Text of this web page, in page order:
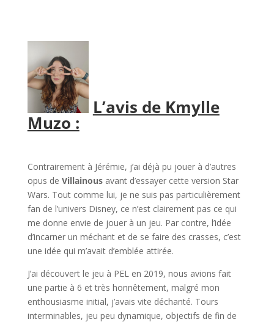
L’avis de Kmylle
Muzo :
Contrairement à Jérémie, j’ai déjà pu jouer à d’autres
opus de Villainous avant d’essayer cette version Star
Wars. Tout comme lui, je ne suis pas particulièrement
fan de l’univers Disney, ce n’est clairement pas ce qui
me donne envie de jouer à un jeu. Par contre, l’idée
d’incarner un méchant et de se faire des crasses, c’est
une idée qui m’avait d’emblée attirée.
J’ai découvert le jeu à PEL en 2019, nous avions fait
une partie à 6 et très honnêtement, malgré mon
enthousiasme initial, j’avais vite déchanté. Tours
interminables, jeu peu dynamique, objectifs de fin de